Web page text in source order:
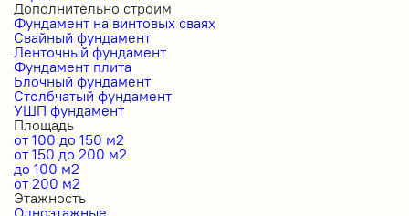
Дополнительно строим
Фундамент на винтовых сваях
Свайный фундамент
Ленточный фундамент
Фундамент плита
Блочный фундамент
Столбчатый фундамент
УШП фундамент
Площадь
от 100 до 150 м2
от 150 до 200 м2
до 100 м2
от 200 м2
Этажность
Одноэтажные